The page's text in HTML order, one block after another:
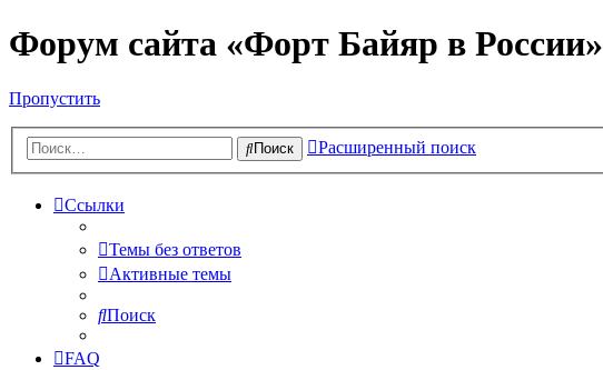
Форум сайта «Форт Байяр в России»
Пропустить
Поиск Расширенный поиск
Ссылки
Темы без ответов
Активные темы
Поиск
FAQ